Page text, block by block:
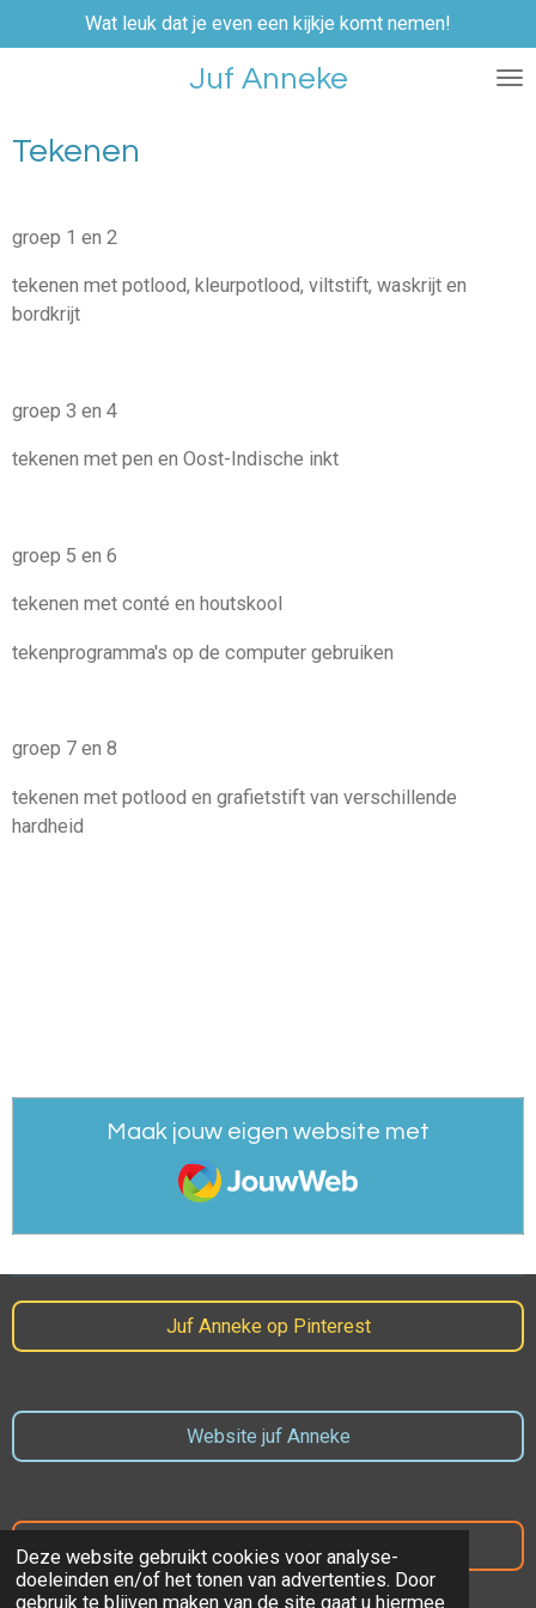
Deze website gebruikt cookies voor analyse-
doeleinden en/of het tonen van advertenties. Door
gebruik te blijven maken van de site gaat u hiermee
direct
hoofdinhoud
Juf Anneke
Wat leuk dat je even een kijkje komt nemen!
Tekenen
groep 1 en 2
tekenen met potlood, kleurpotlood, viltstift, waskrijt en
bordkrijt
groep 3 en 4
tekenen met pen en Oost-Indische inkt
groep 5 en 6
tekenen met conté en houtskool
tekenprogramma's op de computer gebruiken
groep 7 en 8
tekenen met potlood en grafietstift van verschillende
hardheid
Maak jouw eigen website met
JouwWeb
Juf Anneke op Pinterest
Website juf Anneke
Website Prins Mauritsschool